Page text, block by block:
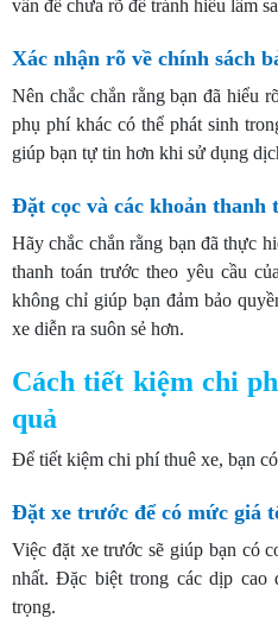
vấn đề chưa rõ để tránh hiểu lầm
Xác nhận rõ về chính sách
Nên chắc chắn rằng bạn đã hiểu
phụ phí khác có thể phát sinh
giúp bạn tự tin hơn khi sử dụng
Đặt cọc và các khoản thanh
Hãy chắc chắn rằng bạn đã thực
thanh toán trước theo yêu cầu
không chỉ giúp bạn đảm bảo
xe diễn ra suôn sẻ hơn.
Cách tiết kiệm chi
quả
Để tiết kiệm chi phí thuê xe, bạn
Đặt xe trước để có mức giá
Việc đặt xe trước sẽ giúp bạn có
nhất. Đặc biệt trong các dịp cao
trọng.